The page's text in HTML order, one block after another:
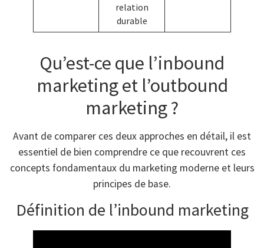
relation
durable
Qu’est-ce que l’inbound
marketing et l’outbound
marketing ?
Avant de comparer ces deux approches en détail, il est
essentiel de bien comprendre ce que recouvrent ces
concepts fondamentaux du marketing moderne et leurs
principes de base.
Définition de l’inbound marketing